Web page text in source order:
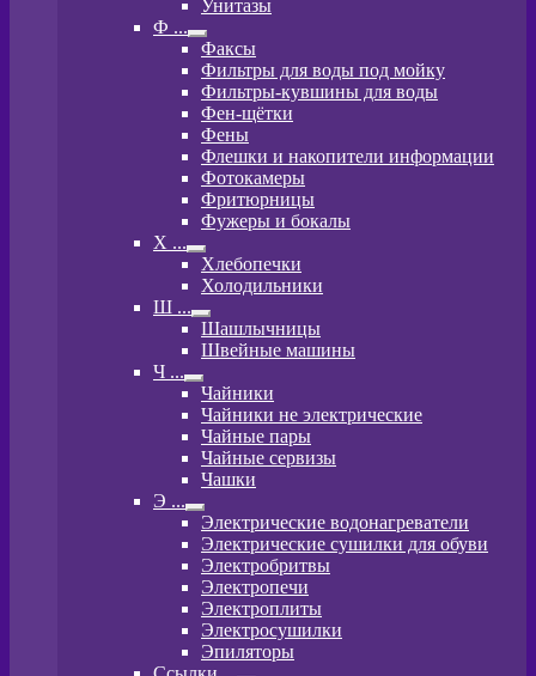
Унитазы
Ф ...
Развернутое
вложенное
меню
Факсы
Фильтры для воды под мойку
Фильтры-кувшины для воды
Фен-щётки
Фены
Флешки и накопители информации
Фотокамеры
Фритюрницы
Фужеры и бокалы
Х ...
Развернутое
вложенное
меню
Хлебопечки
Холодильники
Ш ...
Развернутое
вложенное
меню
Шашлычницы
Швейные машины
Ч ...
Развернутое
вложенное
меню
Чайники
Чайники не электрические
Чайные пары
Чайные сервизы
Чашки
Э ...
Развернутое
вложенное
меню
Электрические водонагреватели
Электрические сушилки для обуви
Электробритвы
Электропечи
Электроплиты
Электросушилки
Эпиляторы